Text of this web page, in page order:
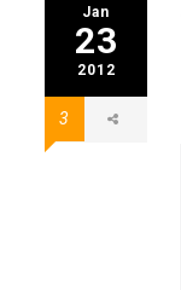
Jan
23
2012
3